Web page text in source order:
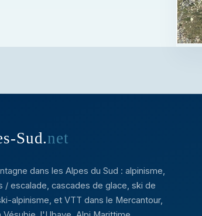
Sud.net
dans les Alpes du Sud : alpinisme,
/ escalade, cascades de glace, ski de
alpinisme, et VTT dans le Mercantour,